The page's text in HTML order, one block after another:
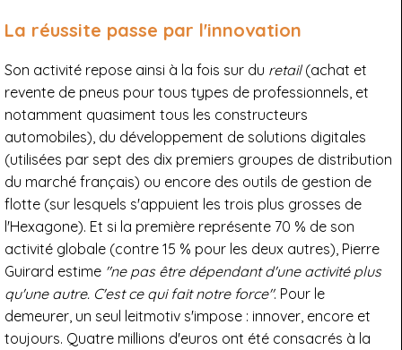
La réussite passe par l'innovation
Son activité repose ainsi à la fois sur du retail(achat et
revente de pneus pour tous types de professionnels, et
notamment quasiment tous les constructeurs
automobiles), du développement de solutions digitales
(utilisées par sept des dix premiers groupes de distribution
du marché français) ou encore des outils de gestion de
flotte (sur lesquels s'appuient les trois plus grosses de
l'Hexagone). Et si la première représente 70 % de son
activité globale (contre 15 % pour les deux autres), Pierre
Guirard estime "ne pas être dépendant d'une activité plus
qu'une autre. C'est ce qui fait notre force". Pour le
demeurer, un seul leitmotiv s'impose : innover, encore et
toujours. Quatre millions d'euros ont été consacrés à la